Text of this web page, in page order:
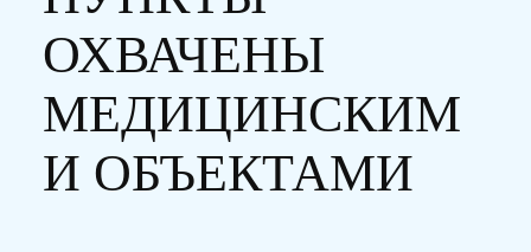
ОХВАЧЕНЫ
МЕДИЦИНСКИМ
И ОБЪЕКТАМИ